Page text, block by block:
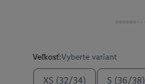
Veľkosť:Vyberte variant
XS (32/34) S (36/38)